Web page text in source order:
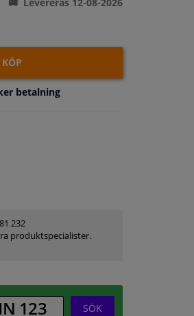
KÖP
betalning
232
produktspecialister.
SÖK